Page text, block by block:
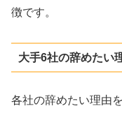
徴です。
大手6社の辞めたい
各社の辞めたい理由